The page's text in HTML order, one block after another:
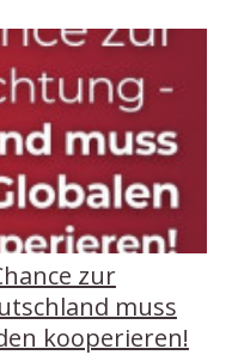
zur
muss
kooperieren!